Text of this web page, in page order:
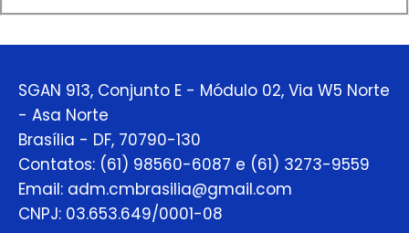
SGAN 913, Conjunto E - Módulo 02, Via W5 Norte
- Asa Norte
Brasília - DF, 70790-130
Contatos: (61) 98560-6087 e (61) 3273-9559
Email: adm.cmbrasilia@gmail.com
CNPJ: 03.653.649/0001-08